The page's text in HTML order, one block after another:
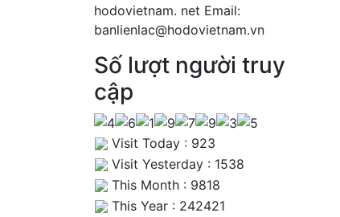
hodovietnam. net Email:
banlienlac@hodovietnam.vn
Số lượt người truy
cập
Visit Today : 923
Visit Yesterday : 1538
This Month : 9818
This Year : 242421